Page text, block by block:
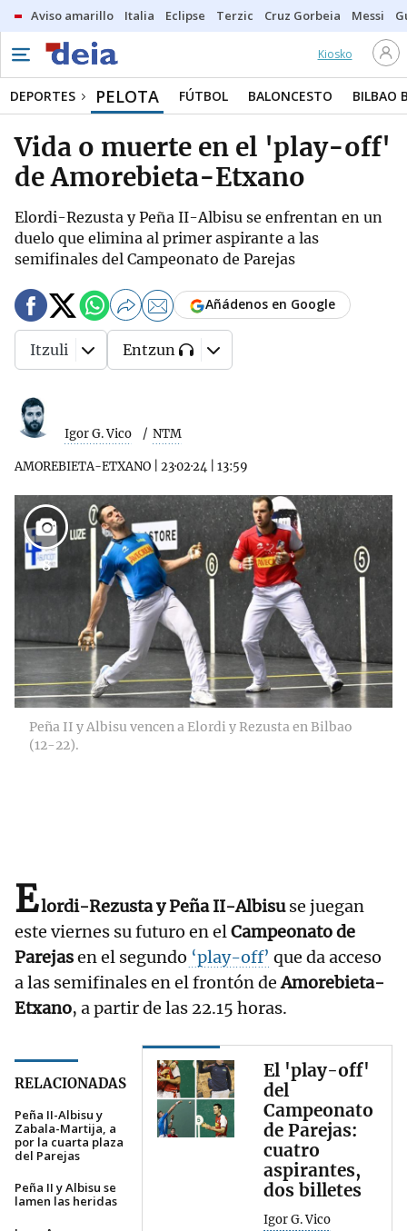
Aviso amarillo Italia Eclipse Terzic Cruz Gorbeia Messi
Kiosko
DEPORTES PELOTA FÚTBOL BALONCESTO BILBAO
Vida o muerte en el 'play-off'
de Amorebieta-Etxano
Elordi-Rezusta y Peña II-Albisu se enfrentan en un
duelo que elimina al primer aspirante a las
semifinales del Campeonato de Parejas
Igor G. Vico NTM
AMOREBIETA-ETXANO 23·02·24 13:59
Añádenos en Google
Itzuli Entzun
8
Peña II y Albisu vencen a Elordi y Rezusta en Bilbao
(12-22).
Elordi-Rezusta y Peña II-Albisuse juegan
este viernes su futuro en elCampeonato de
Parejasen el segundo ‘play-off’ que da acceso
a las semifinales en el frontón deAmorebieta-
Etxano, a partir de las 22.15 horas.
RELACIONADAS
Peña II-Albisu y
Zabala-Martija, a
por la cuarta plaza
del Parejas
Peña II y Albisu se
lamen las heridas
El 'play-off'
del
Campeonato
de Parejas:
cuatro
aspirantes,
dos billetes
Igor G. Vico